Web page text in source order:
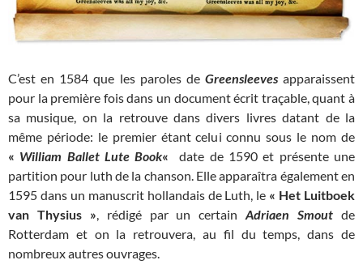
C’est en 1584 que les paroles deGreensleevesapparaissent
pour la première fois dans un document écrit traçable, quant à
sa musique, on la retrouve dans divers livres datant de la
même période: le premier étant celui connu sous le nom de
« William Ballet Lute Book«
date de 1590 et présente une
partition pour luth de la chanson. Elle apparaîtra également en
1595 dans un manuscrit hollandais de Luth, le « Het Luitboek
van Thysius », rédigé par un certainAdriaen Smout de
Rotterdam et on la retrouvera, au fil du temps, dans de
nombreux autres ouvrages.